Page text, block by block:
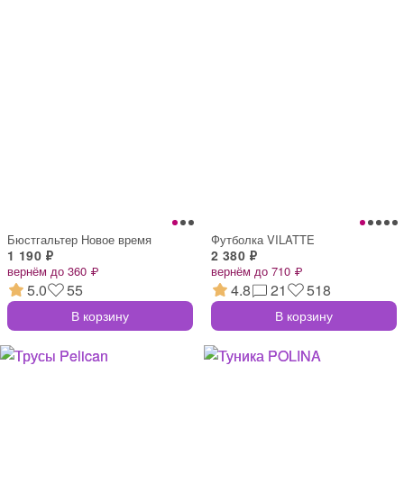
Бюстгальтер Новое время
1 190 ₽
вернём до 360 ₽
5.0 55
В корзину
Футболка VILATTE
2 380 ₽
вернём до 710 ₽
4.8 21 518
В корзину